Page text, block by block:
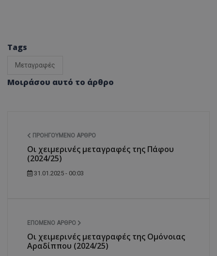
Tags
Μεταγραφές
Μοιράσου αυτό το άρθρο
ΠΡΟΗΓΟΎΜΕΝΟ ΆΡΘΡΟ
Οι χειμερινές μεταγραφές της Πάφου
(2024/25)
31.01.2025 - 00:03
ΕΠΌΜΕΝΟ ΆΡΘΡΟ
Οι χειμερινές μεταγραφές της Ομόνοιας
Αραδίππου (2024/25)